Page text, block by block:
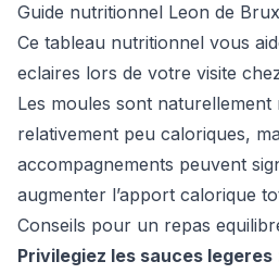
Guide nutritionnel Leon de
Ce tableau nutritionnel vous
eclaires lors de votre visite
Les moules sont
relativement peu caloriques,
accompagnements peuvent
augmenter l’apport calorique
Conseils pour un repas
Privilegiez les sauces legeres